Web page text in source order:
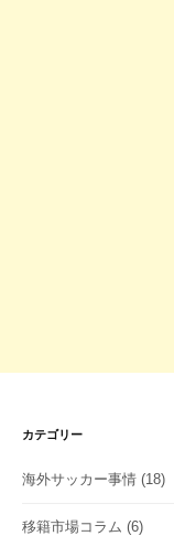
カテゴリー
海外サッカー事情 (18)
移籍市場コラム (6)